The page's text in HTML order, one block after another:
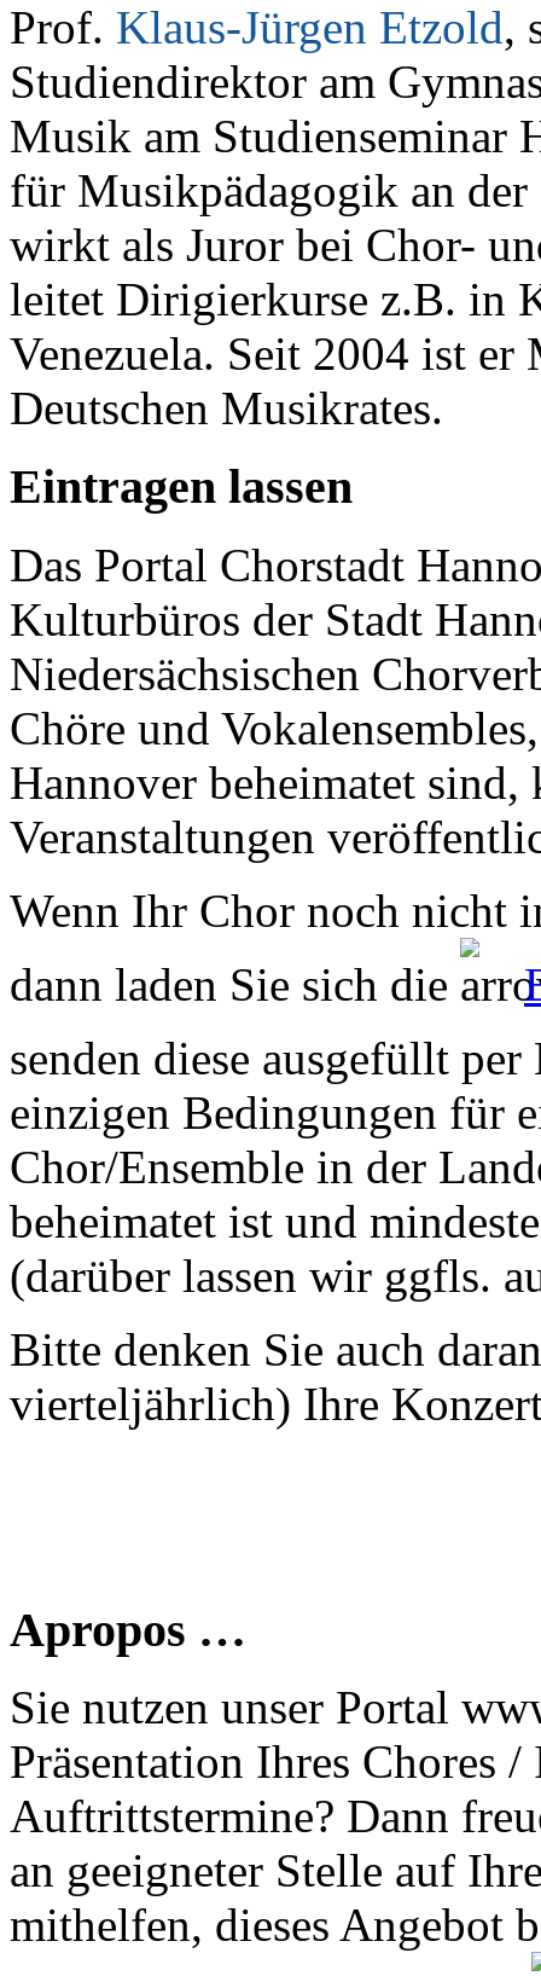
Prof. Klaus-Jürgen Etzold,
Studiendirektor am
Musik am Studienseminar
für Musikpädagogik an
wirkt als Juror bei Chor-
leitet Dirigierkurse z.B. in
Venezuela. Seit 2004 ist
Deutschen Musikrates.
Eintragen lassen
Das Portal Chorstadt
Kulturbüros der Stadt
Niedersächsischen
Chöre und
Hannover beheimatet sind,
Veranstaltungen
Wenn Ihr Chor noch nicht
dann laden Sie sich die
senden diese ausgefüllt
einzigen Bedingungen für
Chor/Ensemble in der
beheimatet ist und
(darüber lassen wir ggfls.
Bitte denken Sie auch
vierteljährlich) Ihre
Apropos …
Sie nutzen unser Portal
Präsentation Ihres Chores
Auftrittstermine? Dann
an geeigneter Stelle auf
mithelfen, dieses Angebot